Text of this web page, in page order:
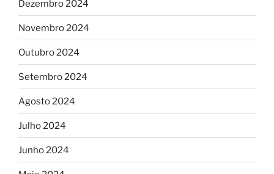
Dezembro 2024
Novembro 2024
Outubro 2024
Setembro 2024
Agosto 2024
Julho 2024
Junho 2024